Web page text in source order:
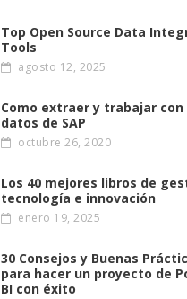
Top Open Source Data
Tools
agosto 12, 2025
Como extraer y trabajar con
datos de SAP
octubre 26, 2020
Los 40 mejores libros de
tecnología e innovación
enero 19, 2025
30 Consejos y Buenas
para hacer un proyecto de
BI con éxito